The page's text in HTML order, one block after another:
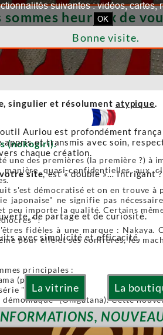
La vitrine La
(nokogiri).
une des premières (la première ?) à
quasi-confidentielles aux
s'est démocratisé et on en trouve à
japonaise" ne signifie pas
peu importe la qualité. Certains
!
fidèles à une marque :
pour elle et ses confrères, les
principales :
(pliables)
"Or" (Gold)
démoniaque" (Onigatana). Cette
tout en conservant l'avantage d'une
à lames interchangeables.
sommes heureux de
Bonne visite.
singulier et résolument atypique.
Auriou est profondément
et transmis avec soin,
chaque création.
votre site, est « double »… Intrigant
de partage et de curiosité.
avec simplicité et efficacité.
suivantes : vidéos,
OK